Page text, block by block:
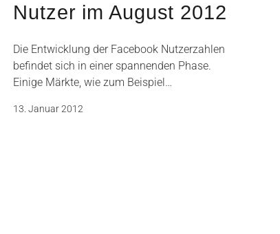
Nutzer im August 2012
Die Entwicklung der Facebook Nutzerzahlen
befindet sich in einer spannenden Phase.
Einige Märkte, wie zum Beispiel…
13. Januar 2012